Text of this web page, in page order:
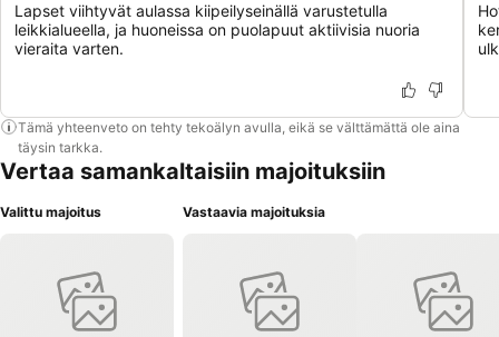
Lapset viihtyvät aulassa kiipeilyseinällä varustetulla
leikkialueella, ja huoneissa on puolapuut aktiivisia nuoria
vieraita varten.
Tämä yhteenveto on tehty tekoälyn avulla, eikä se välttämättä ole aina
täysin tarkka.
Vertaa samankaltaisiin majoituksiin
Valittu majoitus Vastaavia majoituksia